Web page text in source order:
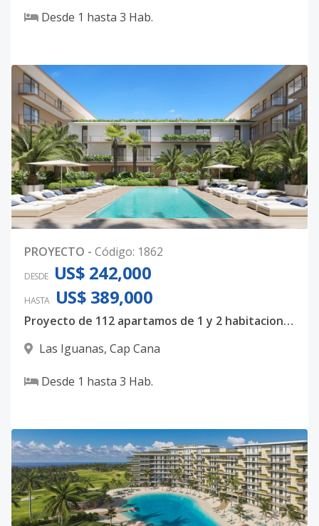
Desde 1 hasta 3 Hab.
PROYECTO - Código: 1862
DESDE US$ 242,000
HASTA US$ 389,000
Proyecto de 112 apartamos de 1 y 2 habitaciones + family, PENTHOUSES disponibles 📍Ubicado en la zona privilegiada de Cap Cana, uno de los complejos con más reconocimiento del país. Situado Justo en el CAMPO DE GOLF Las Iguanas y al lado de PLAYA JUANILLO.
Las Iguanas, Cap Cana
Desde 1 hasta 3 Hab.